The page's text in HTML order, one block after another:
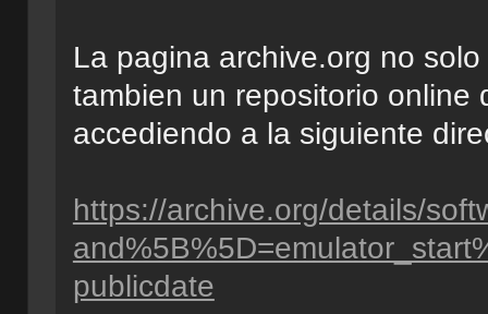
La pagina archive.org no
tambien un repositorio online
accediendo a la siguiente
https://archive.org/details/
publicdate